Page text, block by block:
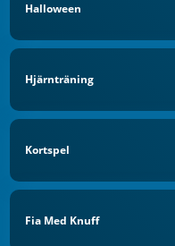
Halloween
Hjärnträning
Kortspel
Fia Med Knuff